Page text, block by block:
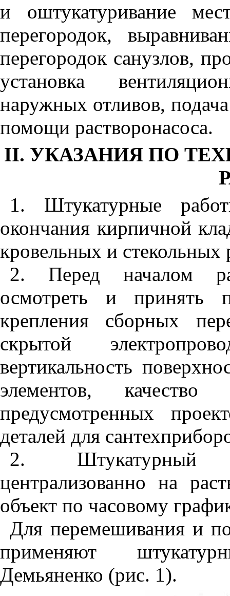
и оштукатуривание
перегородок,
перегородок санузлов,
установка
наружных отливов,
помощи растворонасоса.
II. УКАЗАНИЯ ПО
1. Штукатурные
окончания кирпичной
кровельных и стекольных
2. Перед началом
осмотреть и принять
крепления сборных
скрытой
вертикальность
элементов,
предусмотренных
деталей для
2. Штукатурный
централизованно на
объект по часовому
Для перемешивания и
применяют
Демьяненко (рис. 1).